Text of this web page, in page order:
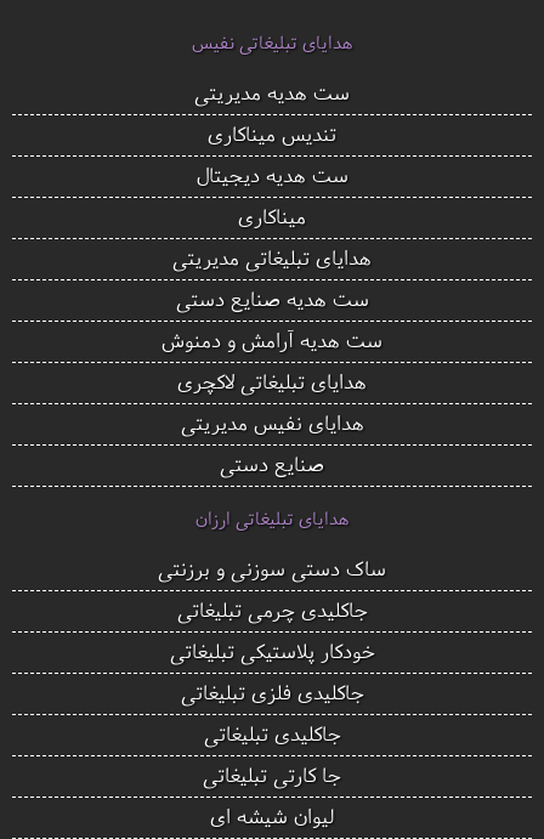
هدایای تبلیغاتی نفیس
ست هدیه مدیریتی
تندیس میناکاری
ست هدیه دیجیتال
میناکاری
هدایای تبلیغاتی مدیریتی
ست هدیه صنایع دستی
ست هدیه آرامش و دمنوش
هدایای تبلیغاتی لاکچری
هدایای نفیس مدیریتی
صنایع دستی
هدایای تبلیغاتی ارزان
ساک دستی سوزنی و برزنتی
جاکلیدی چرمی تبلیغاتی
خودکار پلاستیکی تبلیغاتی
جاکلیدی فلزی تبلیغاتی
جاکلیدی تبلیغاتی
جا کارتی تبلیغاتی
لیوان شیشه ای